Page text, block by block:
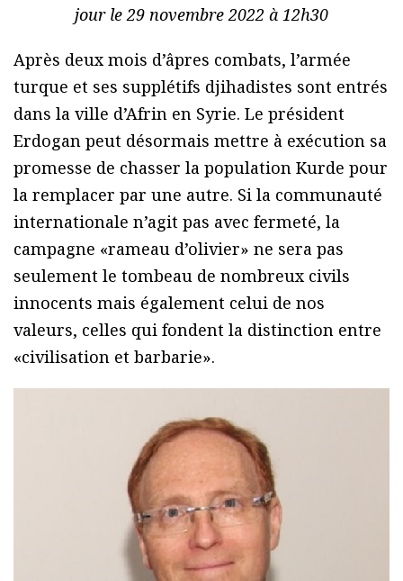
jour le 29 novembre 2022 à 12h30
Après deux mois d’âpres combats, l’armée
turque et ses supplétifs djihadistes sont entrés
dans la ville d’Afrin en Syrie. Le président
Erdogan peut désormais mettre à exécution sa
promesse de chasser la population Kurde pour
la remplacer par une autre. Si la communauté
internationale n’agit pas avec fermeté, la
campagne «rameau d’olivier» ne sera pas
seulement le tombeau de nombreux civils
innocents mais également celui de nos
valeurs, celles qui fondent la distinction entre
«civilisation et barbarie».